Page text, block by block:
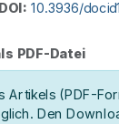
DOI: 10.3936/
PDF-Datei
Artikels (PDF-
Den